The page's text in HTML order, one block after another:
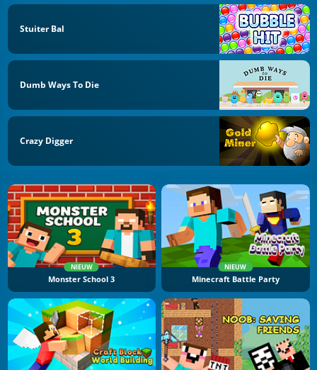
Stuiter Bal
Dumb Ways To Die
Crazy Digger
NIEUW
Monster School 3
NIEUW
Minecraft Battle Party